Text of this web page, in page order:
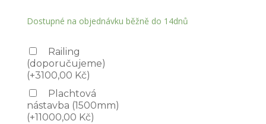
Dostupné na objednávku běžně do 14dnů
Railing
(doporučujeme)
(+3100,00 Kč)
Plachtová
nástavba (1500mm)
(+11000,00 Kč)